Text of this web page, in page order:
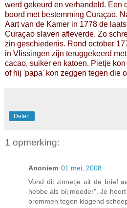
werd gekeurd en verhandeld. Een
boord met bestemming Curaçao.
Aart van de Kamer in 1778 de
Curaçao slaven afleverde. Zo
zin geschiedenis. Rond october
in Vlissingen zijn teruggekeerd
cacao, suiker en katoen. Pietje
of hij 'papa' kon zeggen tegen die
Delen
1 opmerking:
Anoniem 01 mei, 2008
Vond dit zinnetje uit de brief
hebbe als bij moeder". Je
brommen tegen klagend